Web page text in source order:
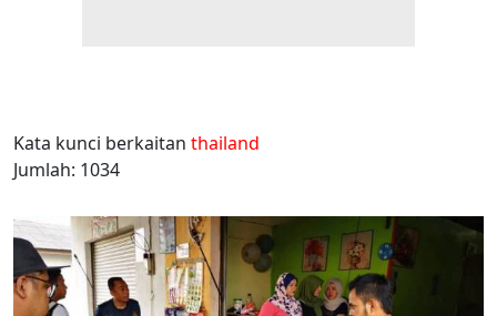
Kata kunci berkaitan thailand
Jumlah: 1034